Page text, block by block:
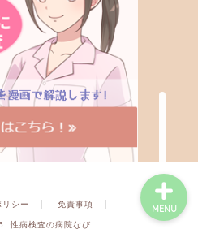
シー 免責事項
性病検査の病院なび
MENU
行為から調べる
検査キットを探す
薬・抗生物質を探